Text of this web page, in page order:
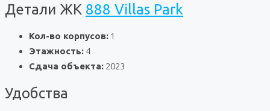
Детали ЖК 888 Villas Park
Кол-во корпусов: 1
Этажность: 4
Сдача объекта: 2023
Удобства